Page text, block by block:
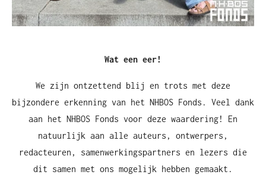
Wat een eer!
We zijn ontzettend blij en trots met deze
bijzondere erkenning van het NHBOS Fonds. Veel dank
aan het NHBOS Fonds voor deze waardering! En
natuurlijk aan alle auteurs, ontwerpers,
redacteuren, samenwerkingspartners en lezers die
dit samen met ons mogelijk hebben gemaakt.